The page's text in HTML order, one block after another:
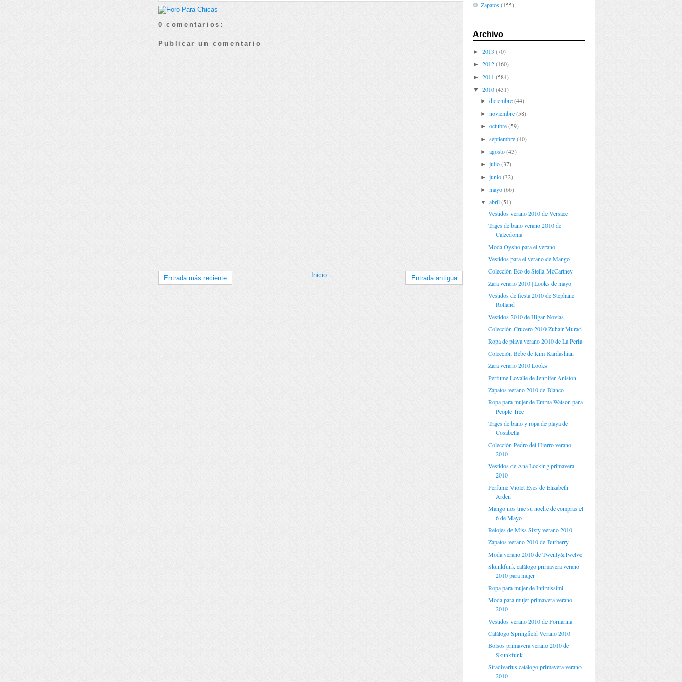
0 comentarios:
Publicar un comentario
Entrada más reciente Entrada antigua
Inicio
Zapatos(155)
Archivo
► 2013 (70)
► 2012(160)
► 2011 (584)
▼ 2010(431)
►diciembre (44)
►noviembre (58)
►octubre (59)
►septiembre (40)
►agosto (43)
►julio (37)
►junio (32)
►mayo (66)
▼abril (51)
Vestidos verano 2010 de Versace
Trajes de baño verano 2010 de
Calzedonia
Moda Oysho para el verano
Vestidos para el verano de Mango
Colección Eco de Stella McCartney
Zara verano 2010 | Looks de mayo
Vestidos de fiesta 2010 de Stephane
Rolland
Vestidos 2010 de Higar Novias
Colección Crucero 2010 Zuhair Murad
Ropa de playa verano 2010 de La Perla
Colección Bebe de Kim Kardashian
Zara verano 2010 Looks
Perfume Lovalie de Jennifer Aniston
Zapatos verano 2010 de Blanco
Ropa para mujer de Emma Watson para
People Tree
Trajes de baño y ropa de playa de
Cosabella
Colección Pedro del Hierro verano
2010
Vestidos de Ana Locking primavera
2010
Perfume Violet Eyes de Elizabeth
Arden
Mango nos trae su noche de compras el
6 de Mayo
Relojes de Miss Sixty verano 2010
Zapatos verano 2010 de Burberry
Moda verano 2010 de Twenty&Twelve
Skunkfunk catálogo primavera verano
2010 para mujer
Ropa para mujer de Intimissimi
Moda para mujer primavera verano
2010
Vestidos verano 2010 de Fornarina
Catálogo Springfield Verano 2010
Bolsos primavera verano 2010 de
Skunkfunk
Stradivarius catálogo primavera verano
2010